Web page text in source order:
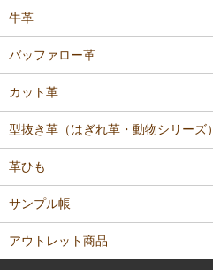
牛革
バッファロー革
カット革
型抜き革（はぎれ革・動物シリーズ）
革ひも
サンプル帳
アウトレット商品